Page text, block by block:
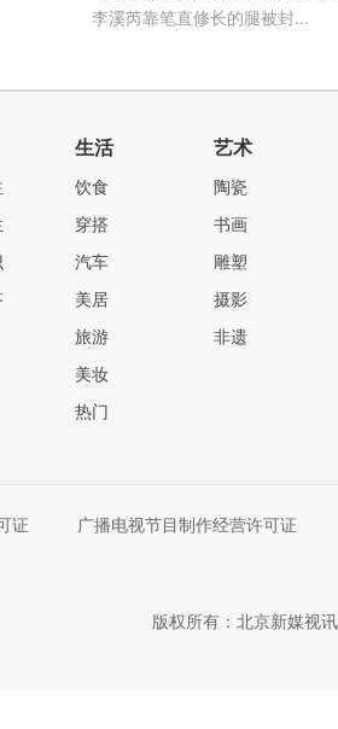
李溪芮靠笔直修长的腿被封...
生活
饮食
穿搭
汽车
美居
旅游
美妆
热门
艺术
陶瓷
书画
雕塑
摄影
非遗
证 广播电视节目制作经营许可证
版权所有：北京新媒